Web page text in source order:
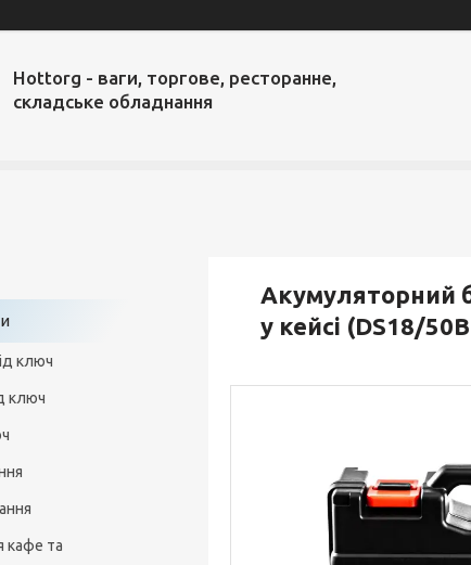
Hottorg - ваги, торгове, ресторанне,
складське обладнання
Акумуляторний
у кейсі (DS18/
ключ
ключ
кафе та